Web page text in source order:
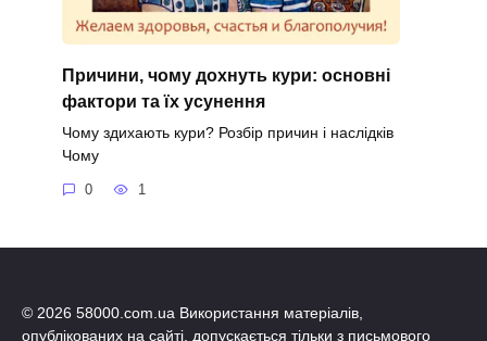
Причини, чому дохнуть кури: основні
фактори та їх усунення
Чому здихають кури? Розбір причин і наслідків
Чому
0 1
© 2026 58000.com.ua Використання матеріалів,
опублікованих на сайті, допускається тільки з письмового